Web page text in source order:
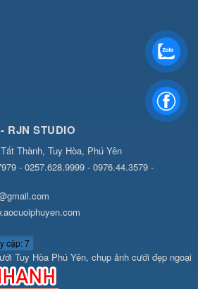
RJN STUDIO
Thành, Tuy Hòa, Phú Yên
- 0257.628.9999 - 0976.44.3579 -
cập: 7
Tuy Hòa Phú Yên, chụp ảnh cưới đẹp ngoại